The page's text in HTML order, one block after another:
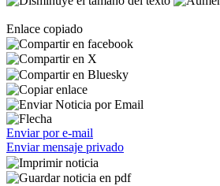
Enlace copiado
Enviar por e-mail
Enviar mensaje privado